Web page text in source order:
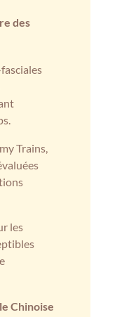
des
Trains,
les
Chinoise